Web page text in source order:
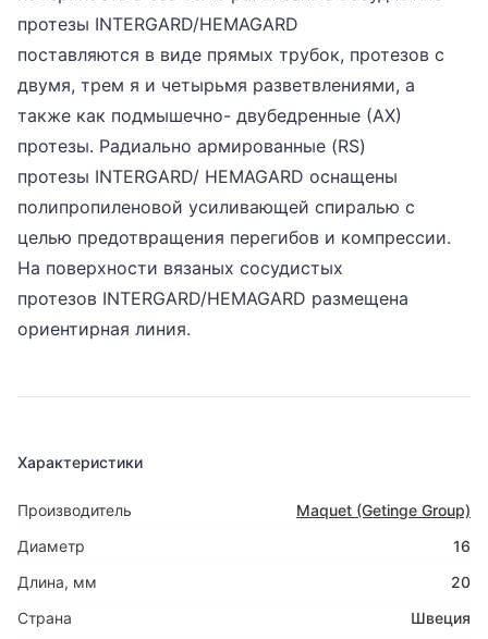
протезы INTERGARD/HEMAGARD
поставляются в виде прямых трубок, протезов с
двумя, трем я и четырьмя разветвлениями, а
также как подмышечно- двубедренные (АХ)
протезы. Радиально армированные (RS)
протезы INTERGARD/ HEMAGARD оснащены
полипропиленовой усиливающей спиралью с
целью предотвращения перегибов и компрессии.
На поверхности вязаных сосудистых
протезов INTERGARD/HEMAGARD размещена
ориентирная линия.
Характеристики
Производитель
Maquet (Getinge Group)
Диаметр
16
Длина, мм
20
Страна
Швеция